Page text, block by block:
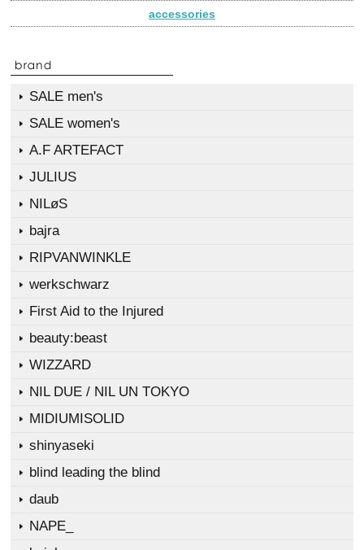
accessories
SALE men's
SALE women's
A.F ARTEFACT
JULIUS
NILøS
bajra
RIPVANWINKLE
werkschwarz
First Aid to the Injured
beauty:beast
WIZZARD
NIL DUE / NIL UN TOKYO
MIDIUMISOLID
shinyaseki
blind leading the blind
daub
NAPE_